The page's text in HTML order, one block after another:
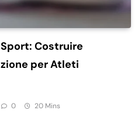
Costruire
per Atleti
0 20 Mins